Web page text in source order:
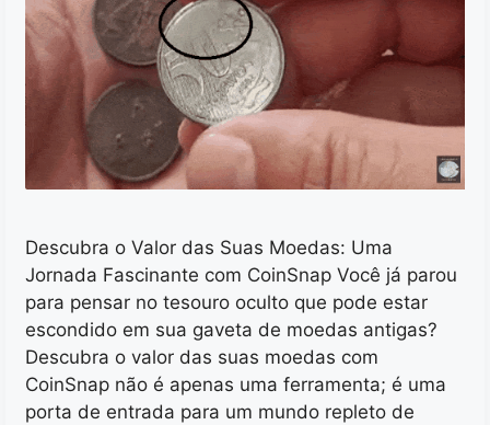
Descubra o Valor das Suas Moedas: Uma
Jornada Fascinante com CoinSnap Você já parou
para pensar no tesouro oculto que pode estar
escondido em sua gaveta de moedas antigas?
Descubra o valor das suas moedas com
CoinSnap não é apenas uma ferramenta; é uma
porta de entrada para um mundo repleto de